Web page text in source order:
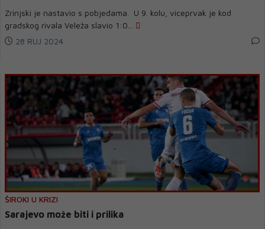
Zrinjski je nastavio s pobjedama. U 9. kolu, viceprvak je kod
gradskog rivala Veleža slavio 1:0...
28 RUJ 2024
ŠIROKI U KRIZI
Sarajevo može biti i prilika